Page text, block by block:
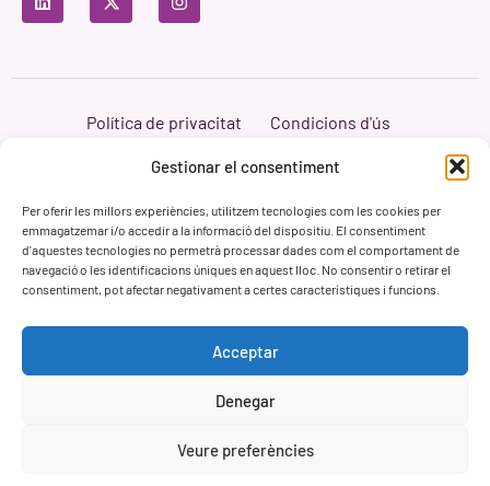
Gestionar el consentiment
Per oferir les millors experiències, utilitzem tecnologies com les cookies per
emmagatzemar i/o accedir a la informació del dispositiu. El consentiment
d'aquestes tecnologies no permetrà processar dades com el comportament de
navegació o les identificacions úniques en aquest lloc. No consentir o retirar el
consentiment, pot afectar negativament a certes característiques i funcions.
Acceptar
Denegar
Veure preferències
Política de privacitat
Condicions d'ús
Branding i Web ASH Proyectos Creativos